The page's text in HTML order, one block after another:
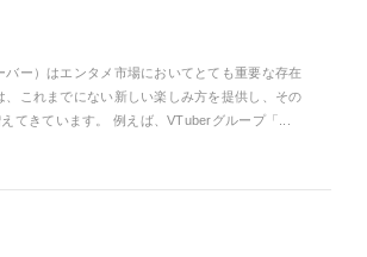
ー）はエンタメ市場においてとても重要な存在
、これまでにない新しい楽しみ方を提供し、その
てきています。 例えば、VTuberグループ「...